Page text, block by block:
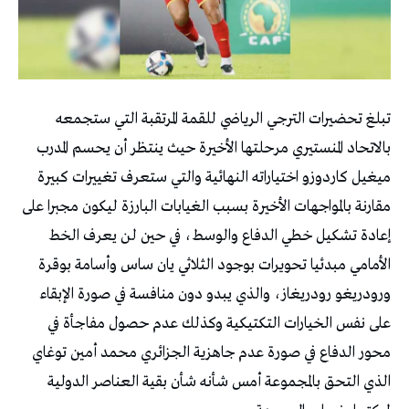
تبلغ تحضيرات الترجي الرياضي للقمة المرتقبة التي ستجمعه
بالاتحاد المنستيري مرحلتها الأخيرة حيث ينتظر أن يحسم المدرب
ميغيل كاردوزو اختياراته النهائية والتي ستعرف تغييرات كبيرة
مقارنة بالمواجهات الأخيرة بسبب الغيابات البارزة ليكون مجبرا على
إعادة تشكيل خطي الدفاع والوسط، في حين لن يعرف الخط
الأمامي مبدئيا تحويرات بوجود الثلاثي يان ساس وأسامة بوقرة
ورودريغو رودريغاز، والذي يبدو دون منافسة في صورة الإبقاء
على نفس الخيارات التكتيكية وكذلك عدم حصول مفاجأة في
محور الدفاع في صورة عدم جاهزية الجزائري محمد أمين توغاي
الذي التحق بالمجموعة أمس شأنه شأن بقية العناصر الدولية